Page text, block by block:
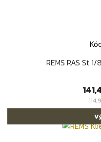
REMS RAS St